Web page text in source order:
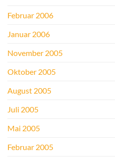
Februar 2006
Januar 2006
November 2005
Oktober 2005
August 2005
Juli 2005
Mai 2005
Februar 2005